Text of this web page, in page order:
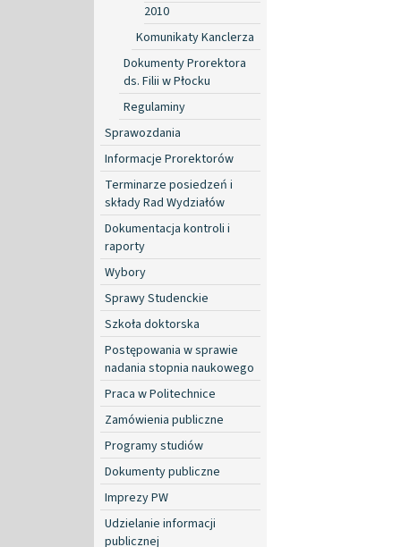
2010
Komunikaty Kanclerza
Dokumenty Prorektora
ds. Filii w Płocku
Regulaminy
Sprawozdania
Informacje Prorektorów
Terminarze posiedzeń i
składy Rad Wydziałów
Dokumentacja kontroli i
raporty
Wybory
Sprawy Studenckie
Szkoła doktorska
Postępowania w sprawie
nadania stopnia naukowego
Praca w Politechnice
Zamówienia publiczne
Programy studiów
Dokumenty publiczne
Imprezy PW
Udzielanie informacji
publicznej